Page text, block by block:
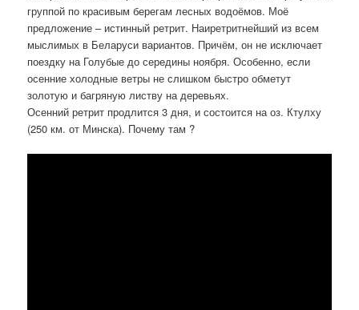
группой по красивым берегам лесных водоёмов. Моё
предложение – истинный ретрит. Наиретритнейший из всем
мыслимых в Беларуси вариантов. Причём, он не исключает
поездку на Голубые до середины ноября. Особенно, если
осенние холодные ветры не слишком быстро обметут
золотую и багряную листву на деревьях.
Осенний ретрит продлится 3 дня, и состоится на оз. Ктулху
(250 км. от Минска). Почему там ?